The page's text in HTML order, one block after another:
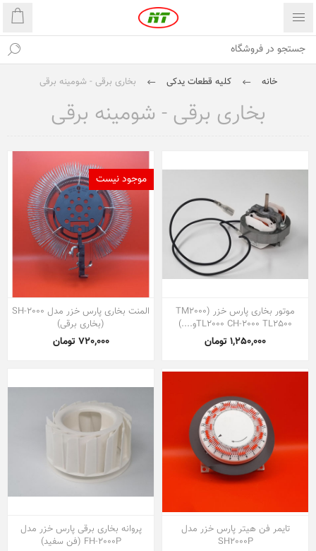
خانه کلیه قطعات یدکی بخاری برقی - شومینه برقی
بخاری برقی - شومینه برقی
موتور بخاری پارس خزر (TM2000
TL2000 CH-2000 TL2500و....)
1,250,000 تومان
موجود نیست
المنت بخاری پارس خزر مدل SH-2000
(بخاری برقی)
720,000 تومان
تایمر فن هیتر پارس خزر مدل
SH2000P
پروانه بخاری برقی پارس خزر مدل
FH-2000P (فن سفید)